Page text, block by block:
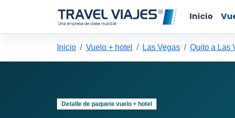
Inicio
Inicio Vuelo + hotel Las Vegas Quito a Las
Detalle de paquete vuelo + hotel